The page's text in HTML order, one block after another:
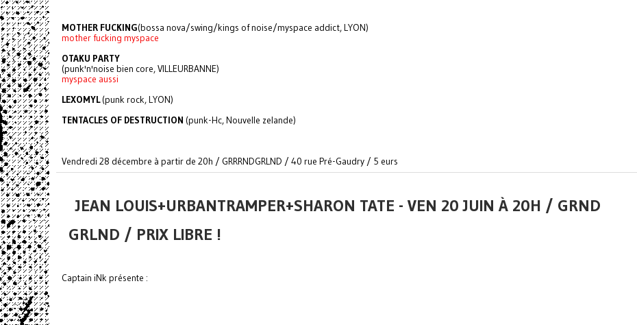
MOTHER FUCKING(bossa nova/swing/kings of noise/myspace addict, LYON)
mother fucking myspace
OTAKU PARTY
(punk'n'noise bien core, VILLEURBANNE)
myspace aussi
LEXOMYL(punk rock, LYON)
TENTACLES OF DESTRUCTION (punk-Hc, Nouvelle zelande)
Vendredi 28 décembre à partir de 20h / GRRRNDGRLND / 40 rue Pré-Gaudry / 5 eurs
JEAN LOUIS+URBANTRAMPER+SHARON TATE - VEN 20 JUIN À 20H / GRND
GRLND / PRIX LIBRE !
Captain iNk présente :